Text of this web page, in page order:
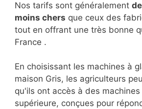
Nos tarifs sont généralement
moins chers que ceux des
tout en offrant une très bonne
France .
En choisissant les machines à
maison Gris, les agriculteurs
qu'ils ont accès à des
supérieure, conçues pour